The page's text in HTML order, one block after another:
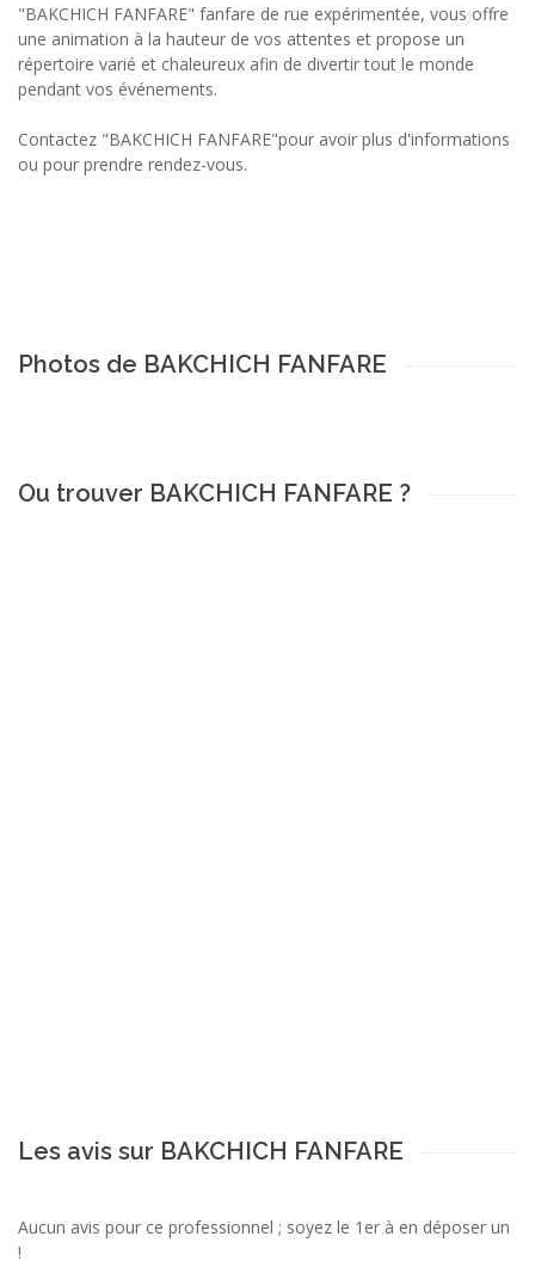
"BAKCHICH FANFARE" fanfare de rue expérimentée, vous offre
une animation à la hauteur de vos attentes et propose un
répertoire varié et chaleureux afin de divertir tout le monde
pendant vos événements.
Contactez "BAKCHICH FANFARE"pour avoir plus d'informations
ou pour prendre rendez-vous.
Photos de BAKCHICH FANFARE
Ou trouver BAKCHICH FANFARE ?
Les avis sur BAKCHICH FANFARE
Aucun avis pour ce professionnel ; soyez le 1er à en déposer un
!